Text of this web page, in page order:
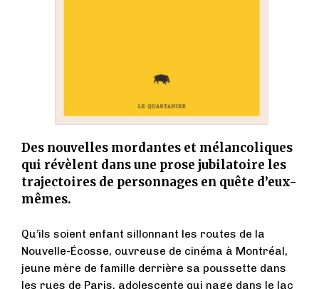
Des nouvelles mordantes et mélancoliques
qui révèlent dans une prose jubilatoire les
trajectoires de personnages en quête d’eux-
mêmes.
Qu’ils soient enfant sillonnant les routes de la
Nouvelle-Écosse, ouvreuse de cinéma à Montréal,
jeune mère de famille derrière sa poussette dans
les rues de Paris, adolescente qui nage dans le lac